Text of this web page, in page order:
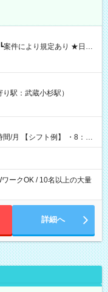
に現金GET♪ お仕事後はコ
試用期間】試
駅：武蔵小杉駅）
8：00
ークOK / 10名以上の大量
詳細へ